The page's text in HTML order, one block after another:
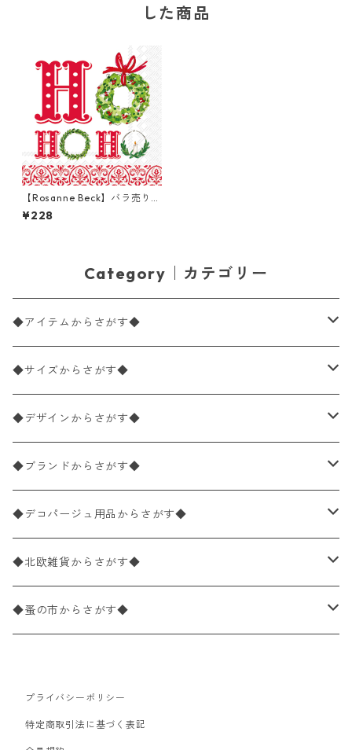
した商品
【Rosanne Beck】バラ売り2
枚 ランチサイズ ペーパーナプ
キン X-MAS HOHOHO ホワイ
¥228
Category｜カテゴリー
◆アイテムからさがす◆
ペーパーナプキン2枚バラ売り
ペーパーナプキン1枚バラ売り
ペーパーナプキン20枚入りパック
ペーパーナプキン10枚入りパック
ライスペーパー
ペーパーリネンナプキン
ワックスペーパー
◆サイズからさがす◆
33×33cm（ランチサイズ）
バラ売り
パック売り
25×25cm（カクテルサイズ）
バラ売り
パック売り
40×40cm（ディナーサイズ）
バラ売り
パック売り
21×21cm（ポケットサイズ）
バラ売り
33cm（ラウンド）
◆デザインからさがす◆
花柄
植物・グリーン柄
動物・鳥・昆虫・蝶柄
海・魚柄
食べ物・フルーツ・野菜・ドリンク柄
◆ブランドからさがす◆
ドイツ製 IHR/イア
ランチサイズ
カクテルサイズ
ドイツ製 Ambiente/アンビエンテ
ランチサイズ
ドイツ製 Paperproducts Design
カクテルサイズ
ランチサイズ
カクテルサイズ
ドイツ製 ti-flair/ティーフレア
◆デコパージュ用品からさがす◆
デコパージュ液
デコパージュ下地
デコパージュはさみ
◆北欧雑貨からさがす◆
シリコンモールド
トレイ
◆蚤の市からさがす◆
北欧雑貨
プライバシーポリシー
特定商取引法に基づく表記